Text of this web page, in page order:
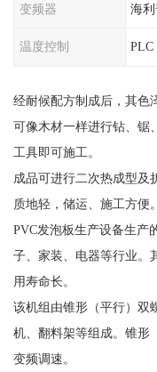
变频器 海
温度控制 PLC
经耐候配方制成后，其色
可像木材一样进行钻、锯
工具即可施工。
成品可进行二次热成型及
质地轻，储运、施工方便。
PVC发泡板生产设备生产
子、家装、电器等行业。
用寿命长。
该机组由锥形（平行）双
机、翻料架等组成。锥形
变频调速。